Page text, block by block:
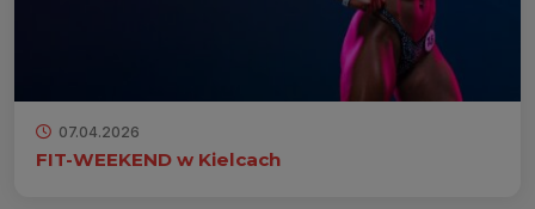
07.04.2026
FIT-WEEKEND w Kielcach